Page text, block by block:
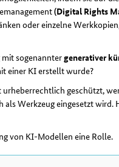
(Digital Rights
oder einzelne
sogenanntergenerativer
einer KI erstellt wurde?
geschützt,
Werkzeug eingesetzt wird.
von KI-Modellen eine Rolle.